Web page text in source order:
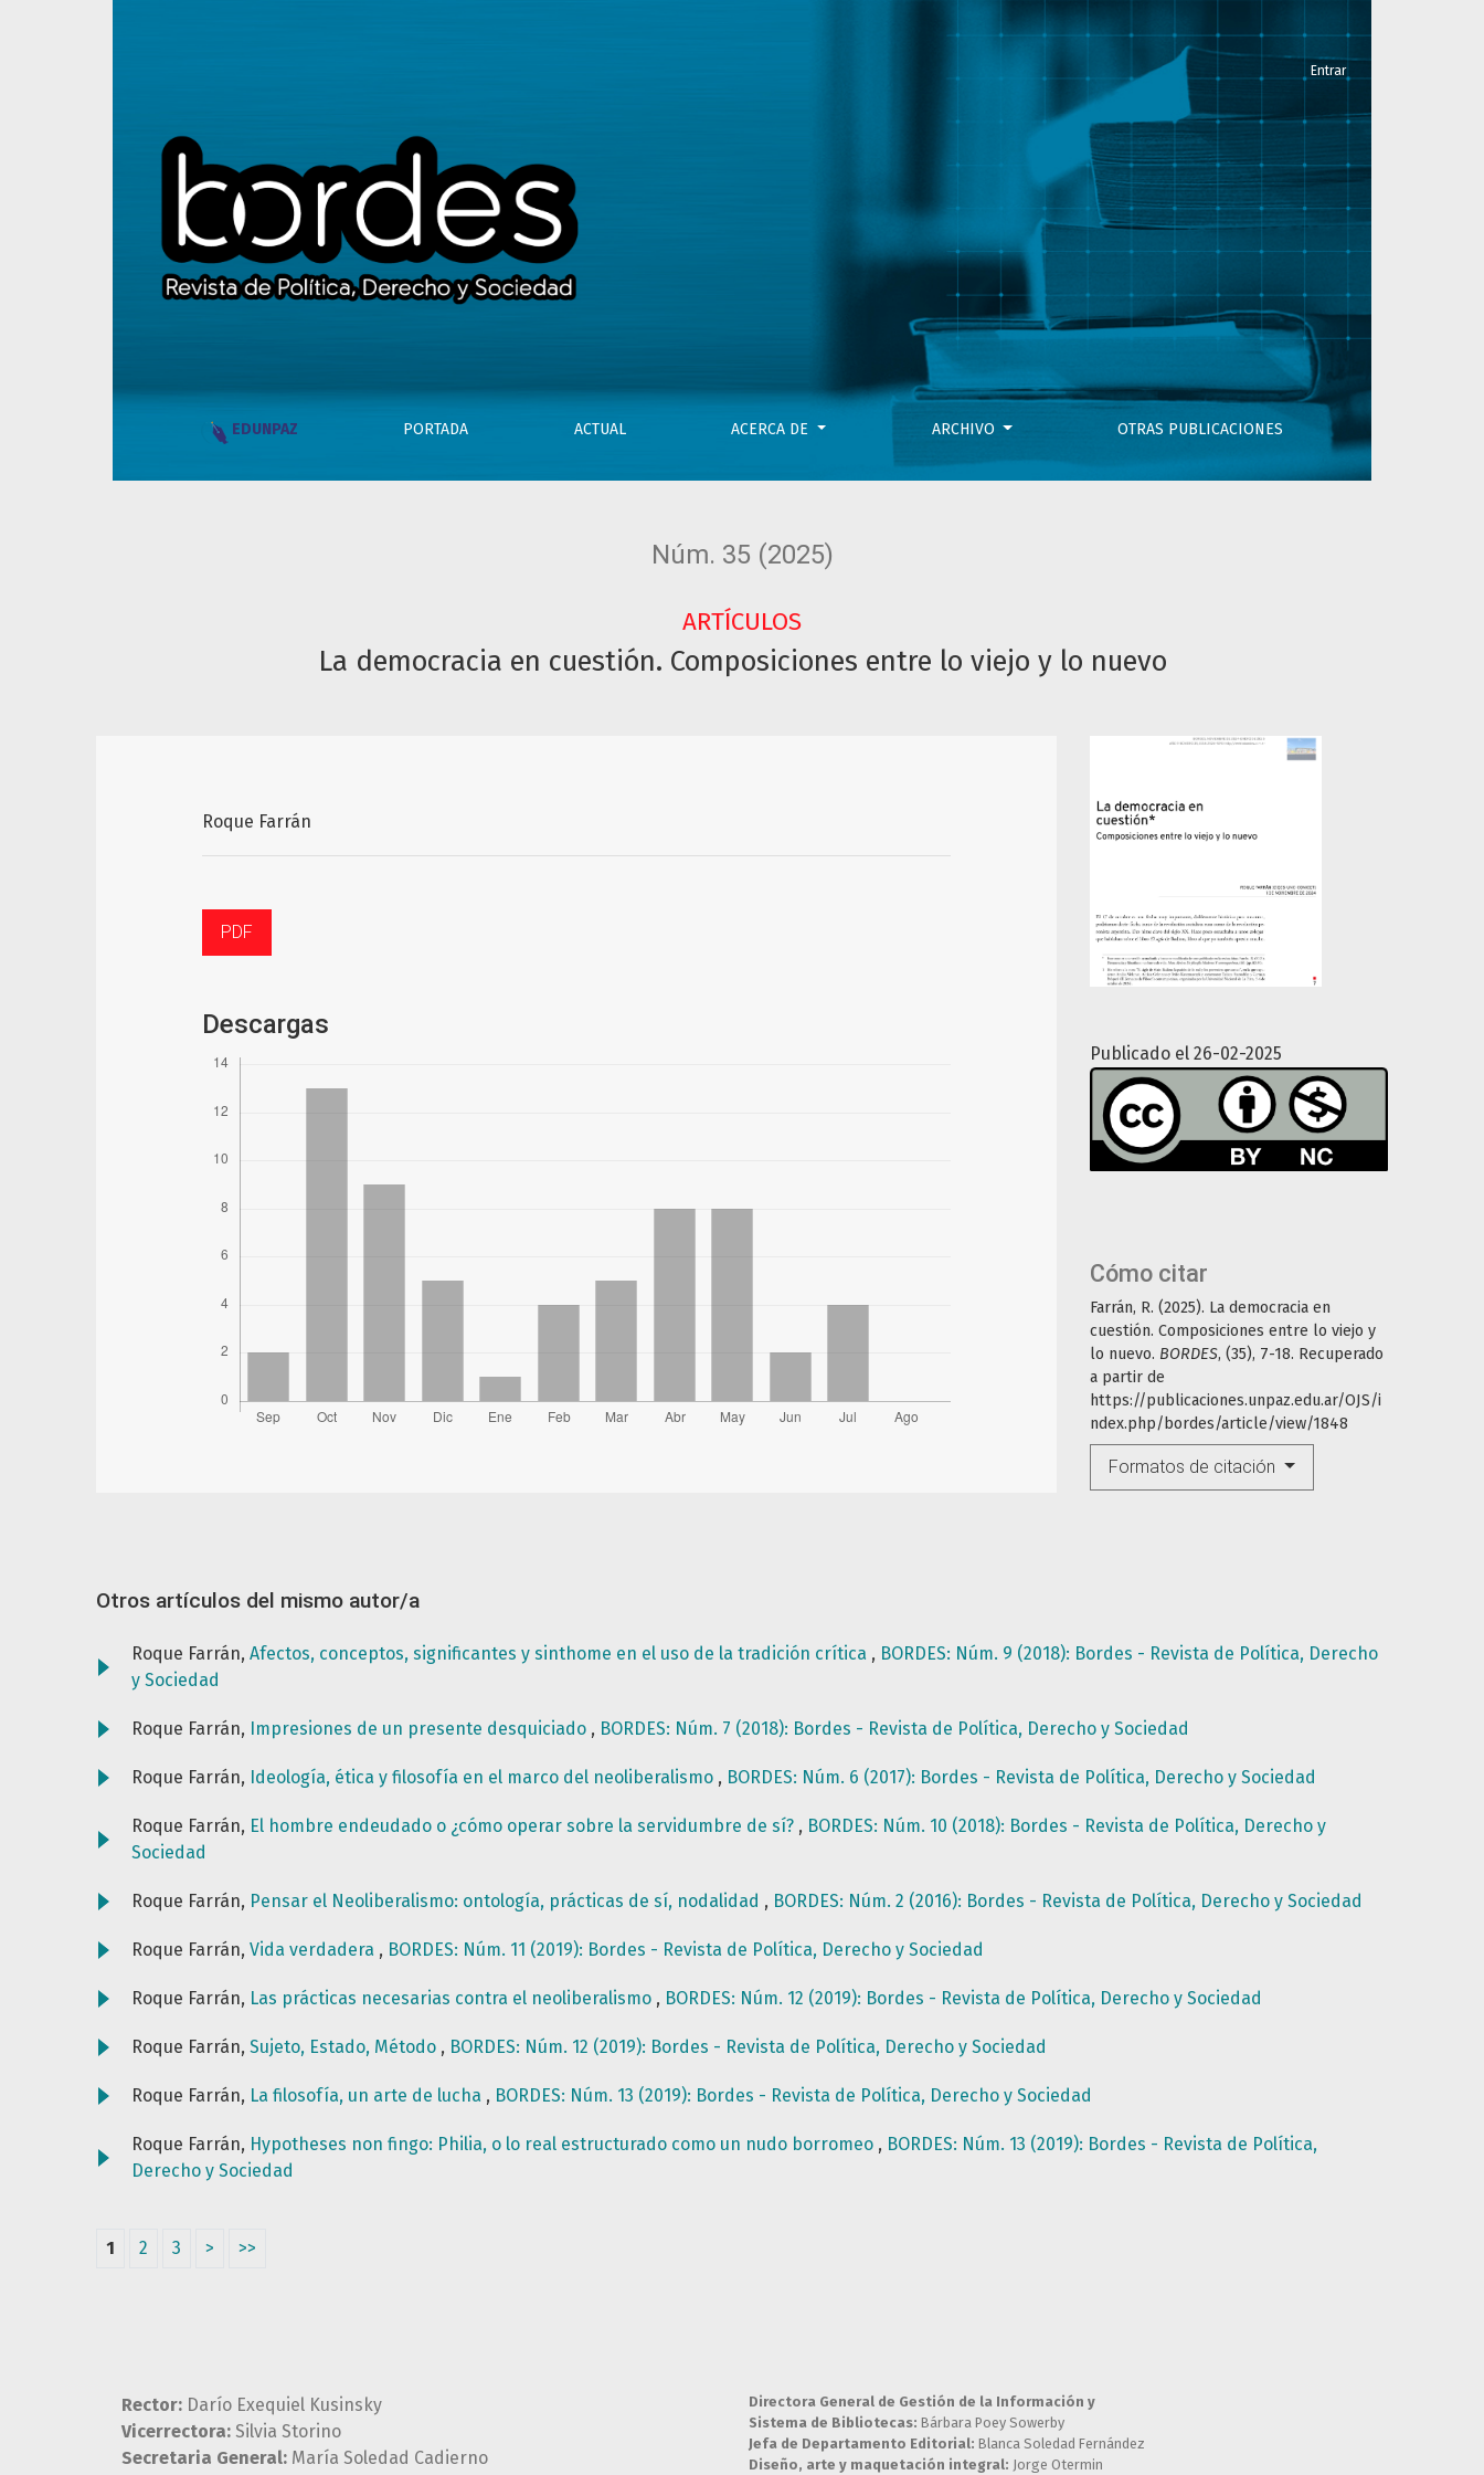
EDUNPAZ PORTADA ACTUAL ACERCA DE ARCHIVO OTRAS PUBLICACIONES
Entrar
Núm. 35 (2025)
ARTÍCULOS
La democracia en cuestión. Composiciones entre lo viejo y lo nuevo
Publicado el 26-02-2025
Cómo citar
Farrán, R. (2025). La democracia en
cuestión. Composiciones entre lo viejo y
lo nuevo. BORDES, (35), 7-18. Recuperado
a partir de
https://publicaciones.unpaz.edu.ar/OJS/i
ndex.php/bordes/article/view/1848
Formatos de citación
Roque Farrán
PDF
Descargas
Otros artículos del mismo autor/a
Roque Farrán, Afectos, conceptos, significantes y sinthome en el uso de la tradición crítica , BORDES: Núm. 9 (2018): Bordes - Revista de Política, Derecho
y Sociedad
Roque Farrán, Impresiones de un presente desquiciado , BORDES: Núm. 7 (2018): Bordes - Revista de Política, Derecho y Sociedad
Roque Farrán, Ideología, ética y filosofía en el marco del neoliberalismo , BORDES: Núm. 6 (2017): Bordes - Revista de Política, Derecho y Sociedad
Roque Farrán, El hombre endeudado o ¿cómo operar sobre la servidumbre de sí? , BORDES: Núm. 10 (2018): Bordes - Revista de Política, Derecho y
Sociedad
Roque Farrán, Pensar el Neoliberalismo: ontología, prácticas de sí, nodalidad , BORDES: Núm. 2 (2016): Bordes - Revista de Política, Derecho y Sociedad
Roque Farrán, Vida verdadera , BORDES: Núm. 11 (2019): Bordes - Revista de Política, Derecho y Sociedad
Roque Farrán, Las prácticas necesarias contra el neoliberalismo , BORDES: Núm. 12 (2019): Bordes - Revista de Política, Derecho y Sociedad
Roque Farrán, Sujeto, Estado, Método , BORDES: Núm. 12 (2019): Bordes - Revista de Política, Derecho y Sociedad
Roque Farrán, La filosofía, un arte de lucha , BORDES: Núm. 13 (2019): Bordes - Revista de Política, Derecho y Sociedad
Roque Farrán, Hypotheses non fingo: Philia, o lo real estructurado como un nudo borromeo , BORDES: Núm. 13 (2019): Bordes - Revista de Política,
Derecho y Sociedad
1 2 3 > >>
Rector: Darío Exequiel Kusinsky
Vicerrectora: Silvia Storino
Secretaria General: María Soledad Cadierno
Directora General de Gestión de la Información y
Sistema de Bibliotecas: Bárbara Poey Sowerby
Jefa de Departamento Editorial: Blanca Soledad Fernández
Diseño, arte y maquetación integral: Jorge Otermin